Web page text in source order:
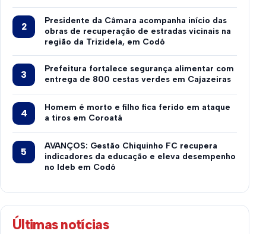
Presidente da Câmara acompanha início das
obras de recuperação de estradas vicinais na
região da Trizidela, em Codó
Prefeitura fortalece segurança alimentar com
entrega de 800 cestas verdes em Cajazeiras
Homem é morto e filho fica ferido em ataque
a tiros em Coroatá
AVANÇOS: Gestão Chiquinho FC recupera
indicadores da educação e eleva desempenho
no Ideb em Codó
Últimas notícias